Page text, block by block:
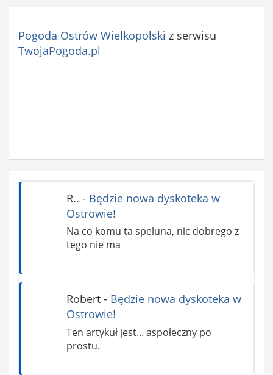
Pogoda Ostrów Wielkopolski z serwisu
TwojaPogoda.pl
R.. - Będzie nowa dyskoteka w
Ostrowie!
Na co komu ta speluna, nic dobrego z
tego nie ma
Robert- Będzie nowa dyskoteka w
Ostrowie!
Ten artykuł jest... aspołeczny po
prostu.